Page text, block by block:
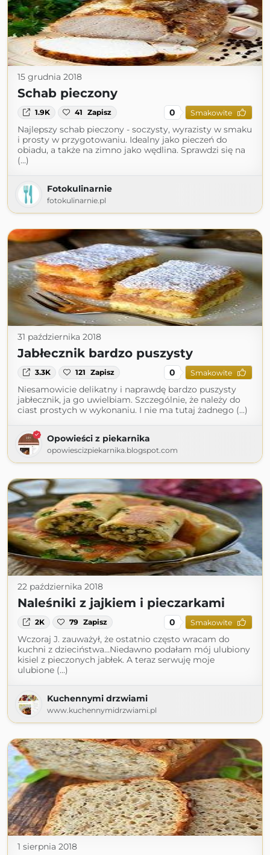
15 grudnia 2018
Schab pieczony
1.9K 41 Zapisz 0 Smakowite
Najlepszy schab pieczony - soczysty, wyrazisty w smaku
i prosty w przygotowaniu. Idealny jako pieczeń do
obiadu, a także na zimno jako wędlina. Sprawdzi się na
(...)
Fotokulinarnie
fotokulinarnie.pl
31 października 2018
Jabłecznik bardzo puszysty
3.3K 121 Zapisz 0 Smakowite
Niesamowicie delikatny i naprawdę bardzo puszysty
jabłecznik, ja go uwielbiam. Szczególnie, że należy do
ciast prostych w wykonaniu. I nie ma tutaj żadnego (...)
Opowieści z piekarnika
opowiescizpiekarnika.blogspot.com
22 października 2018
Naleśniki z jajkiem i pieczarkami
2K 79 Zapisz 0 Smakowite
Wczoraj J. zauważył, że ostatnio często wracam do
kuchni z dzieciństwa…Niedawno podałam mój ulubiony
kisiel z pieczonych jabłek. A teraz serwuję moje
ulubione (...)
Kuchennymi drzwiami
www.kuchennymidrzwiami.pl
1 sierpnia 2018